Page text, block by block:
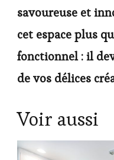
savoureuse et
cet espace plus
fonctionnel : il
de vos délices
Voir aussi